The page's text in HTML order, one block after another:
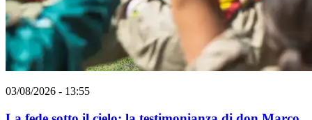
03/08/2026 - 13:55